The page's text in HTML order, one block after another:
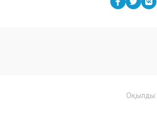
Оқылды: